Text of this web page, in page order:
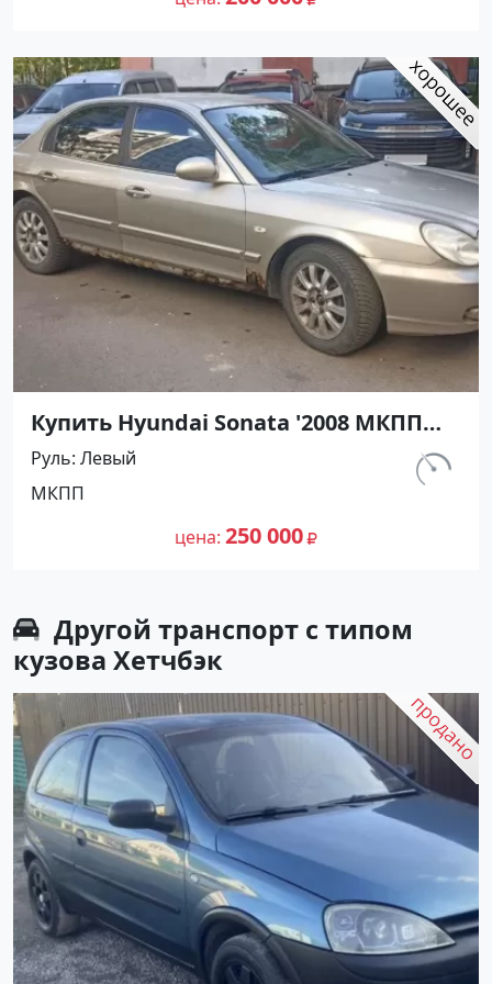
Купить Hyundai Sonata '2008 МКПП
(2000/137 л.с.) Бензин инжектор
Тихорецк цвет Золотистый Седан по
цене 250000 рублей, объявление
№27345 на сайте Авторынок23
км.
Руль Левый
МКПП
цена 250 000
Другой транспорт с типом
кузова Хетчбэк